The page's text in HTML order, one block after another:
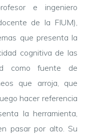
e ingeniero
de la FIUM),
que presenta la
cognitiva de las
como fuente de
que arroja, que
hacer referencia
la herramienta,
pasar por alto. Su